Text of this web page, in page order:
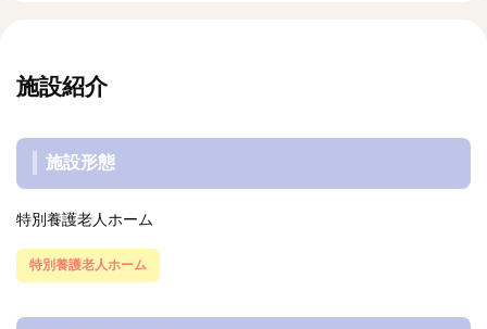
施設紹介
施設形態
特別養護老人ホーム
特別養護老人ホーム